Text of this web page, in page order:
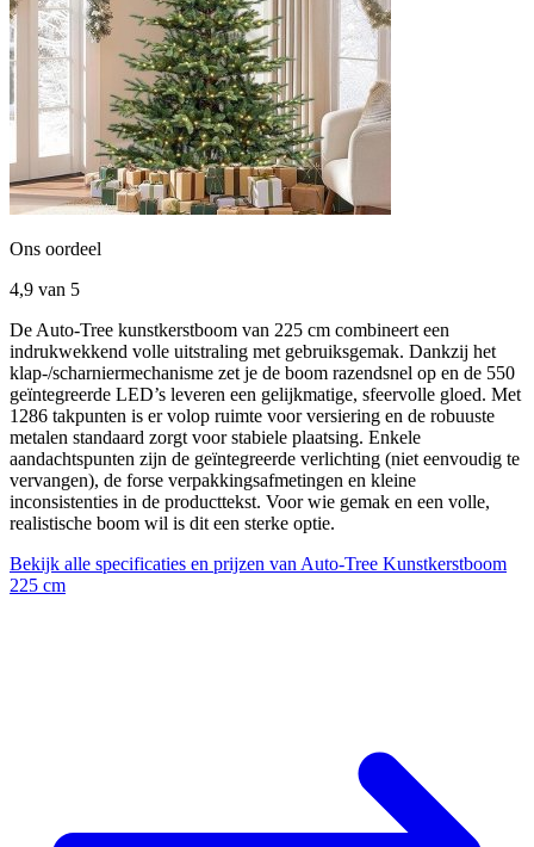
Ons oordeel
4,9 van 5
De Auto‑Tree kunstkerstboom van 225 cm combineert een
indrukwekkend volle uitstraling met gebruiksgemak. Dankzij het
klap-/scharniermechanisme zet je de boom razendsnel op en de 550
geïntegreerde LED’s leveren een gelijkmatige, sfeervolle gloed. Met
1286 takpunten is er volop ruimte voor versiering en de robuuste
metalen standaard zorgt voor stabiele plaatsing. Enkele
aandachtspunten zijn de geïntegreerde verlichting (niet eenvoudig te
vervangen), de forse verpakkingsafmetingen en kleine
inconsistenties in de producttekst. Voor wie gemak en een volle,
realistische boom wil is dit een sterke optie.
Bekijk alle specificaties en prijzen van Auto‑Tree Kunstkerstboom
225 cm